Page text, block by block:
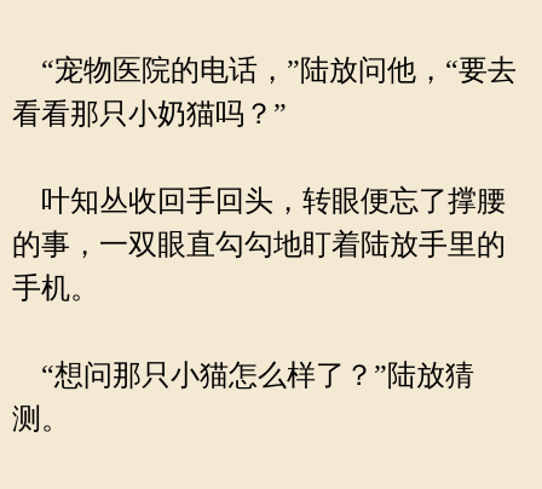
“宠物医院的电话，”陆放问他，“要去
看看那只小奶猫吗？”
叶知丛收回手回头，转眼便忘了撑腰
的事，一双眼直勾勾地盯着陆放手里的
手机。
“想问那只小猫怎么样了？”陆放猜
测。